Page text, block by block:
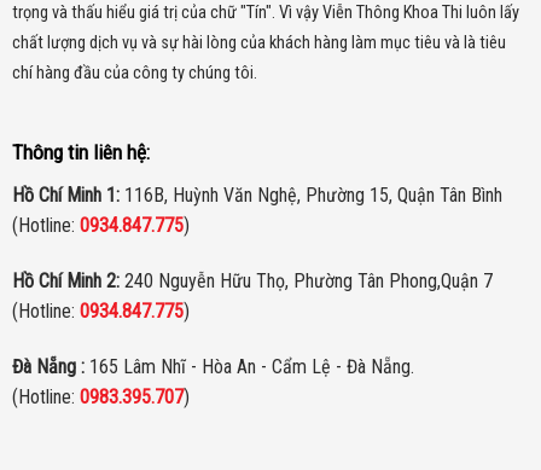
trọng và thấu hiểu giá trị của chữ "Tín". Vì vậy Viễn Thông Khoa Thi luôn lấy
chất lượng dịch vụ và sự hài lòng của khách hàng làm mục tiêu và là tiêu
chí hàng đầu của công ty chúng tôi.
Thông tin liên hệ:
Hồ Chí Minh 1:116B, Huỳnh Văn Nghệ, Phường 15, Quận Tân Bình
(Hotline: 0934.847.775)
Hồ Chí Minh 2:240 Nguyễn Hữu Thọ, Phường Tân Phong,Quận 7
(Hotline: 0934.847.775)
Đà Nẵng :165 Lâm Nhĩ - Hòa An - Cẩm Lệ - Đà Nẵng.
(Hotline: 0983.395.707)